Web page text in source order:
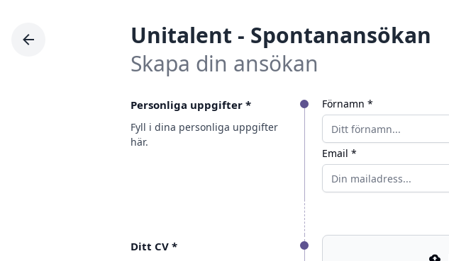
Unitalent - Spontanansökan
Skapa din ansökan
Personliga uppgifter *
Fyll i dina personliga uppgifter
här.
Förnamn *
Email *
Ditt CV *